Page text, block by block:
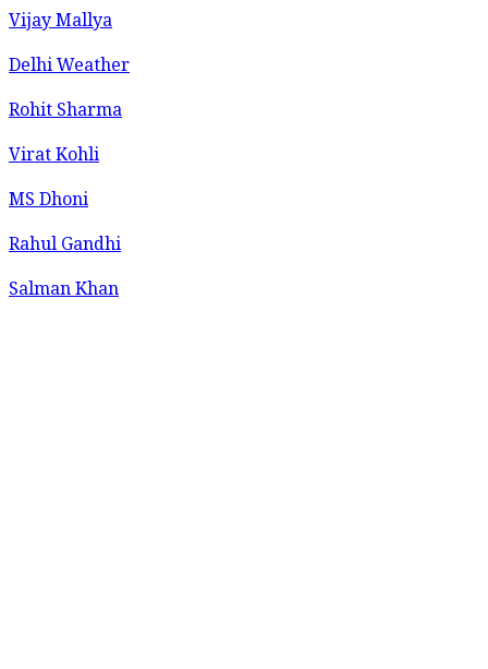
Vijay Mallya
Delhi Weather
Rohit Sharma
Virat Kohli
MS Dhoni
Rahul Gandhi
Salman Khan